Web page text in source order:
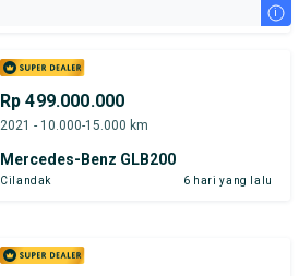
i
Rp 499.000.000
2021 - 10.000-15.000 km
Mercedes-Benz GLB200
Cilandak 6 hari yang lalu